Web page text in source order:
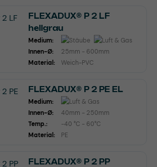
FLEXADUX® P 2 LF
hellgrau
Medium:
Innen-Ø:
25mm - 600mm
Material:
Weich-PVC
FLEXADUX® P 2 PE EL
Medium:
Innen-Ø:
40mm - 250mm
Temp.:
-40 °C - 60°C
Material:
PE
FLEXADUX® P 2 PP